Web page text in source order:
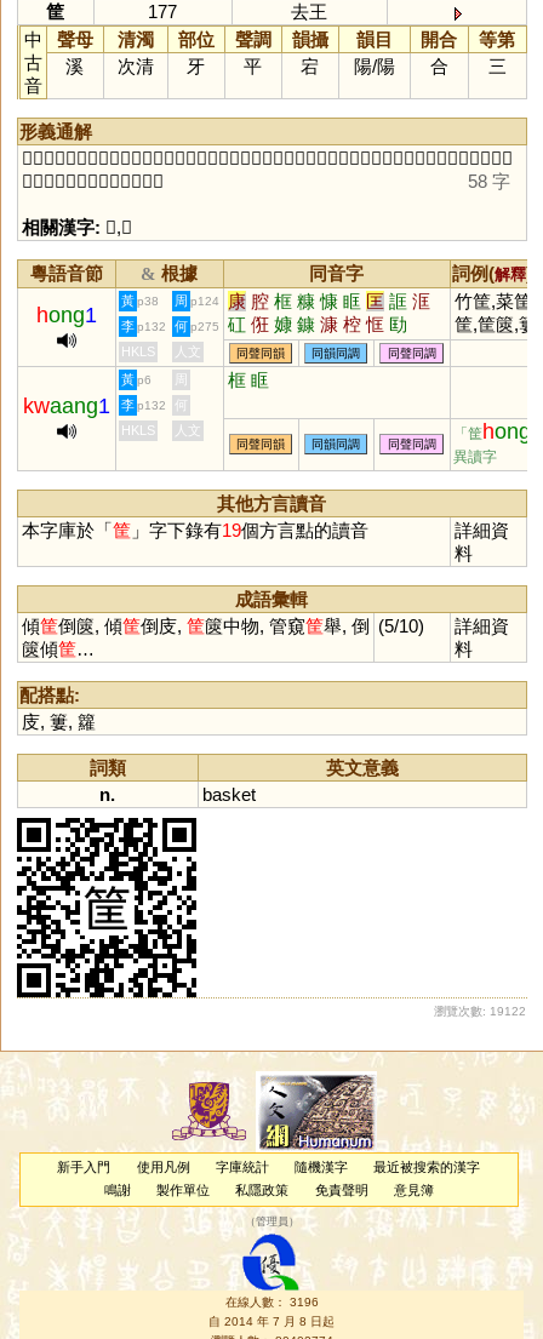
筐
177
去王
中
古
音
聲母 清濁 部位 聲調 韻攝 韻目 開合
等第
溪
次清 牙 平 宕 陽/陽 合 三
形義通解
「𠥆」同「匡」。《說文》：「𠥆，飲器，筥也。從匚㞷聲。筐，𠥆或從竹。」據《說文》，「筐」乃
「匡」之或體。參見「匡」。 58 字
相關漢字: 𠥆,匡
粵語音節 & 根據 同音字 詞例(解釋)
hong1
黃 p38 周 p124 康 腔 框 糠 慷 眶 匡 誆 洭
矼 俇 嫝 鏮 漮 椌 恇 劻
竹筐,菜筐,
筐,筐篋,簍
懿筐,管窺
傾筐倒篋,
李 p132 何 p275
HKLS 人文 同聲同韻 同韻同調 同聲同調
kwaang1
黃 p6 周 框 眶
李 p132
何
HKLS
人文
同聲同韻 同韻同調 同聲同調
「筐hong
異讀字
其他方言讀音
本字庫於「筐」字下錄有19個方言點的讀音
詳細資
料
成語彙輯
傾筐倒篋, 傾筐倒庋, 筐篋中物, 管窺筐舉, 倒
篋傾筐…
(5/10)
詳細資
料
配搭點:
庋, 簍, 籮
詞類
英文意義
n.
basket
瀏覽次數: 19122
新手入門 使用凡例 字庫統計 隨機漢字
最近被搜索的漢字
鳴謝
製作單位 私隱政策 免責聲明 意見簿
（管理員 ）
在線人數： 3196
自 2014 年 7 月 8 日起